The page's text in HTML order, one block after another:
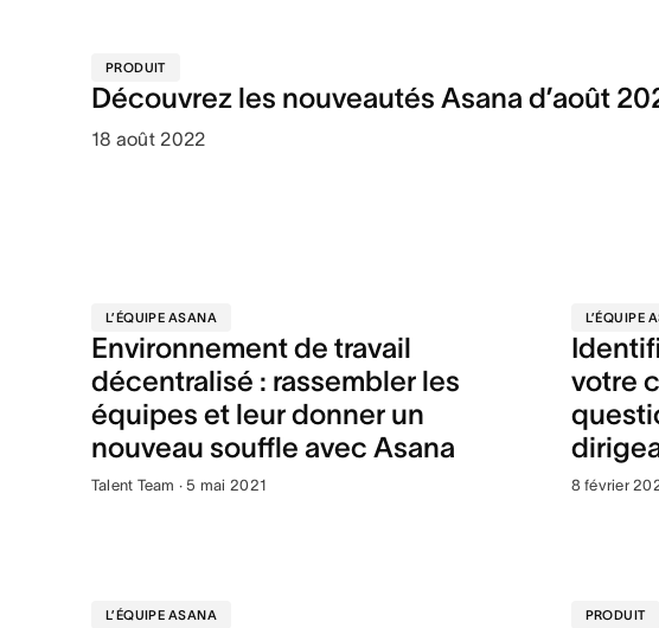
PRODUIT
Découvrez les nouveautés Asana d’août
18 août 2022
L’ÉQUIPE ASANA
Environnement de travail
décentralisé : rassembler les
équipes et leur donner un
nouveau souffle avec Asana
Talent Team · 5 mai 2021
L’ÉQUIPE
votre
8 février
L’ÉQUIPE ASANA PRODUIT